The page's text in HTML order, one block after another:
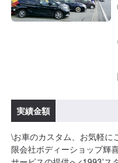
実績金額
\お車のカスタム、お気軽に
限会社ボディーショップ輝